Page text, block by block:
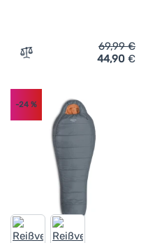
Pinguin Comfort 175 cm'
Zum Vergleich
69,99€
44,90 €
-24%